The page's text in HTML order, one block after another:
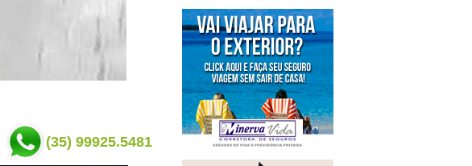
(35) 99925.5481